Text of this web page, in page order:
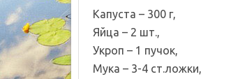
Капуста – 300 г,
Яйца – 2 шт.,
Укроп – 1 пучок,
Мука – 3-4 ст.ложки,